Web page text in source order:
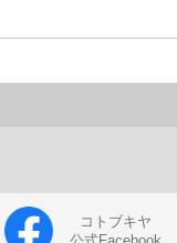
コトブキヤ